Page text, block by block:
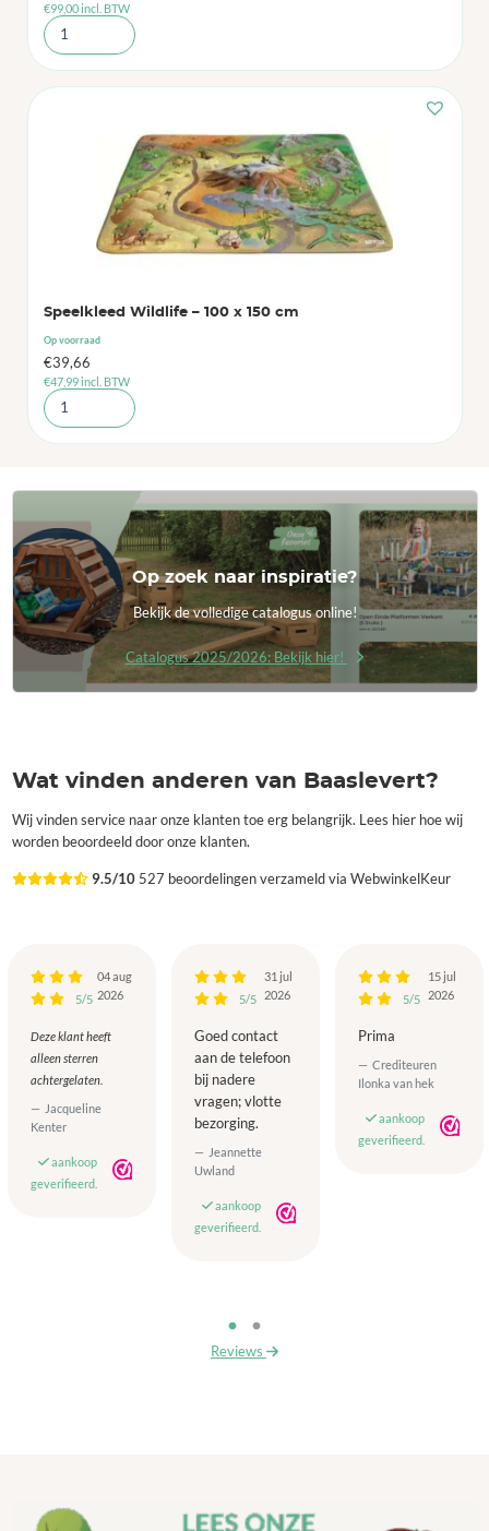
€99,00incl. BTW
Speelkleed Wildlife – 100 x 150 cm
Op voorraad
€39,66
€47,99incl. BTW
Op zoek naar inspiratie?
Bekijk de volledige catalogus online!
Catalogus 2025/2026: Bekijk hier!
Wat vinden anderen van Baaslevert?
Wij vinden service naar onze klanten toe erg belangrijk. Lees hier hoe wij
worden beoordeeld door onze klanten.
9.5/10 527 beoordelingen verzameld via WebwinkelKeur
5/5
04 aug
2026
Deze klant heeft
alleen sterren
achtergelaten.
Jacqueline
Kenter
aankoop
geverifieerd.
5/5
31 jul
2026
Goed contact
aan de telefoon
bij nadere
vragen; vlotte
bezorging.
Jeannette
Uwland
aankoop
geverifieerd.
5/5
15 jul
2026
Prima
Crediteuren
Ilonka van hek
aankoop
geverifieerd.
Reviews